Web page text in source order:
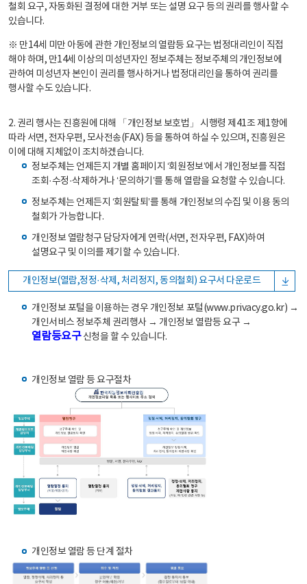
철회 요구, 자동화된 결정에 대한 거부 또는 설명 요구 등의 권리를 행사할 수
있습니다.
※ 만14세 미만 아동에 관한 개인정보의 열람등 요구는 법정대리인이 직접
해야 하며, 만14세 이상의 미성년자인 정보주체는 정보주체의 개인정보에
관하여 미성년자 본인이 권리를 행사하거나 법정대리인을 통하여 권리를
행사할 수도 있습니다.
2. 권리 행사는 진흥원에 대해 「개인정보 보호법」 시행령 제41조 제1항에
따라 서면, 전자우편, 모사전송(FAX) 등을 통하여 하실 수 있으며, 진흥원은
이에 대해 지체없이 조치하겠습니다.
정보주체는 언제든지 개별 홈페이지 ‘회원정보’에서 개인정보를 직접
조회·수정·삭제하거나 ‘문의하기’를 통해 열람을 요청할 수 있습니다.
정보주체는 언제든지 ‘회원탈퇴’를 통해 개인정보의 수집 및 이용 동의
철회가 가능합니다.
개인정보 열람청구 담당자에게 연락(서면, 전자우편, FAX)하여
설명요구 및 이의를 제기할 수 있습니다.
개인정보(열람,정정·삭제, 처리정지, 동의철회) 요구서 다운로드
개인정보 포털을 이용하는 경우 개인정보 포털(www.privacy.go.kr) →
개인서비스 정보주체 권리행사 → 개인정보 열람등 요구 →
열람등요구신청을 할 수 있습니다.
개인정보 열람 등 요구절차
개인정보 열람 등 단계 절차